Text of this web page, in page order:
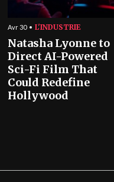
Avr 30 L'INDUSTRIE
Natasha Lyonne to
Direct AI-Powered
Sci-Fi Film That
Could Redefine
Hollywood